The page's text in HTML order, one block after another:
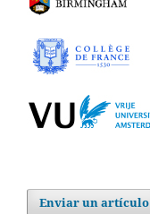
Enviar un artículo